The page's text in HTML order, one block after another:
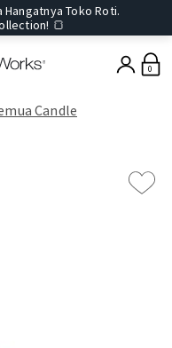
Toko Roti.
🍞
0
Candle